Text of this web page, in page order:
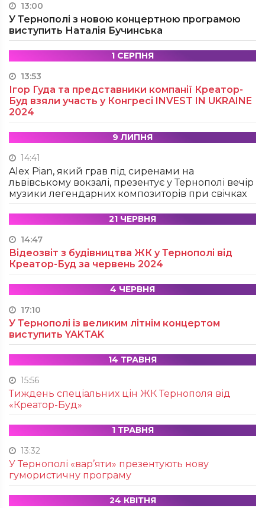
13:00
У Тернополі з новою концертною програмою
виступить Наталія Бучинська
1 СЕРПНЯ
13:53
Ігор Гуда та представники компанії Креатор-
Буд взяли участь у Конгресі INVEST IN UKRAINE
2024
9 ЛИПНЯ
14:41
Alex Pian, який грав під сиренами на
львівському вокзалі, презентує у Тернополі вечір
музики легендарних композиторів при свічках
21 ЧЕРВНЯ
14:47
Відеозвіт з будівництва ЖК у Тернополі від
Креатор-Буд за червень 2024
4 ЧЕРВНЯ
17:10
У Тернополі із великим літнім концертом
виступить YAKTAK
14 ТРАВНЯ
15:56
Тиждень спеціальних цін ЖК Тернополя від
«Креатор-Буд»
1 ТРАВНЯ
13:32
У Тернополі «вар’яти» презентують нову
гумористичну програму
24 КВІТНЯ